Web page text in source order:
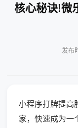
核心秘诀!微
发布
小程序打牌提高
家，快速成为一